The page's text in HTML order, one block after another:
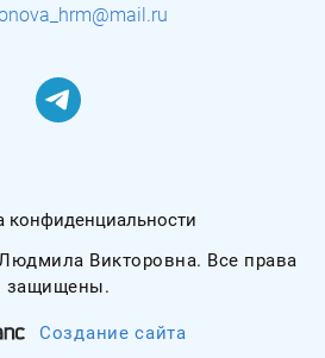
Викторовна. Все права
защищены.
конфиденциальности
Создание сайта